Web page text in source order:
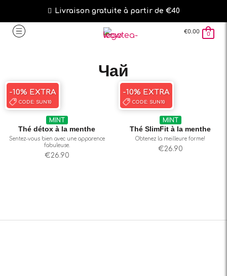
Livraison gratuite à partir de €40
€0.00 0
Чай
-10% EXTRA
CODE: SUN10
MINT
Thé détox à la menthe
Sentez-vous bien avec une apparence
fabuleuse.
€26.90
-10% EXTRA
CODE: SUN10
MINT
Thé SlimFit à la menthe
Obtenez la meilleure forme!
€26.90